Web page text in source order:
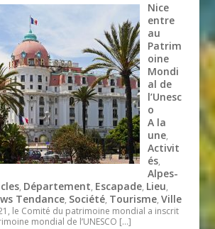
Nice
entre
au
Patrim
oine
Mondi
al de
l’Unesc
o
A la
une,
Activit
és,
Alpes-
, Département, Escapade, Lieu,
Tendance, Société, Tourisme,Ville
le Comité du patrimoine mondial a inscrit
mondial de l’UNESCO […]